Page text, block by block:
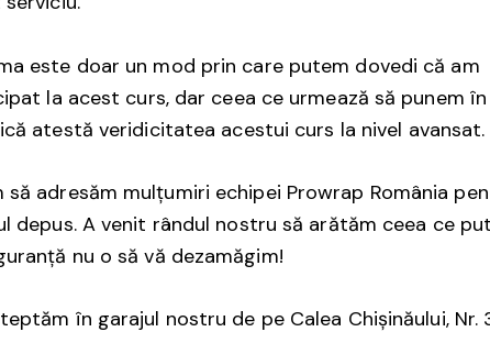
este doar un mod prin care putem dovedi că am
la acest curs, dar ceea ce urmează să punem în
atestă veridicitatea acestui curs la nivel avansat.
să adresăm mulțumiri echipei Prowrap România
depus. A venit rândul nostru să arătăm ceea ce
nu o să vă dezamăgim!
în garajul nostru de pe Calea Chișinăului, Nr.